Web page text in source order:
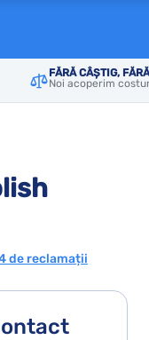
FĂRĂ CÂȘTIG,
Noi acoperim
de reclamații